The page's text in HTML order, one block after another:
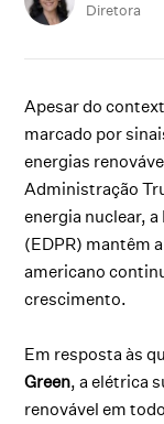
Diretora
Apesar do
marcado por
energias
Administração
energia nuclear, a
(EDPR) mantêm
americano
crescimento.
Em resposta às
Green, a elétrica
renovável em